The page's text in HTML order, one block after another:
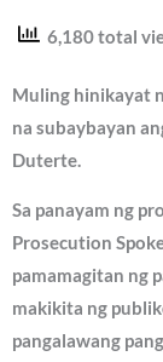
6,180 total
Muling hinikayat
na subaybayan
Duterte.
Sa panayam ng
Prosecution
pamamagitan ng
makikita ng
pangalawang